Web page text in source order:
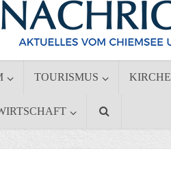
TOURISMUS KIRCHE